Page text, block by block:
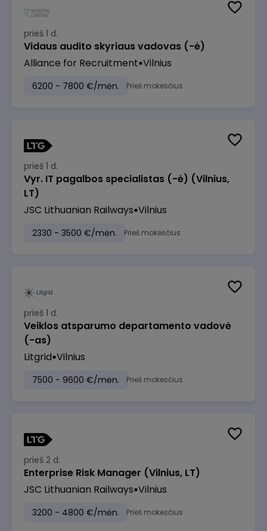
prieš 1 d.
Vidaus audito skyriaus vadovas (-ė)
Alliance for Recruitment Vilnius
6200 - 7800 €/mėn. Prieš mokesčius
prieš 1 d.
Vyr. IT pagalbos specialistas (-ė) (Vilnius,
LT)
JSC Lithuanian Railways Vilnius
2330 - 3500 €/mėn. Prieš mokesčius
prieš 1 d.
Veiklos atsparumo departamento vadovė
(-as)
Litgrid Vilnius
7500 - 9600 €/mėn. Prieš mokesčius
prieš 2 d.
Enterprise Risk Manager (Vilnius, LT)
JSC Lithuanian Railways Vilnius
3200 - 4800 €/mėn. Prieš mokesčius